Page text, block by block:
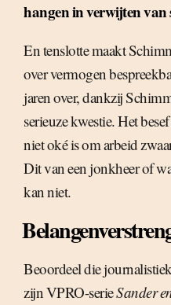
hangen in verwijten van
En tenslotte maakt
over vermogen
jaren over, dankzij
serieuze kwestie. Het
niet oké is om arbeid
Dit van een jonkheer of
kan niet.
Beoordeel die
zijn VPRO-serieSander